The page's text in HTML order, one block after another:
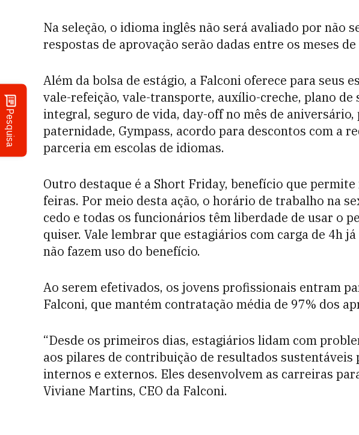
Pesquisa
Na seleção, o idioma inglês não será avaliado por não
respostas de aprovação serão dadas entre os meses
Além da bolsa de estágio, a Falconi oferece para seus
vale-refeição, vale-transporte, auxílio-creche, plano de
integral, seguro de vida, day-off no mês de
paternidade, Gympass, acordo para descontos com a
parceria em escolas de idiomas.
Outro destaque é a Short Friday, benefício que
feiras. Por meio desta ação, o horário de trabalho na
cedo e todas os funcionários têm liberdade de usar o
quiser. Vale lembrar que estagiários com carga de 4h
não fazem uso do benefício.
Ao serem efetivados, os jovens profissionais entram
Falconi, que mantém contratação média de 97% dos
“Desde os primeiros dias, estagiários lidam com
aos pilares de contribuição de resultados sustentáveis
internos e externos. Eles desenvolvem as carreiras
Viviane Martins, CEO da Falconi.